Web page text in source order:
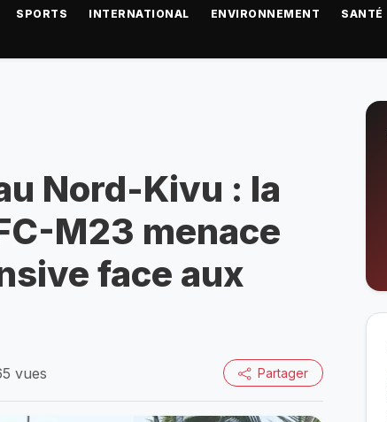
SPORTS INTERNATIONAL ENVIRONNEMENT SANTÉ
Nord-Kivu : la
M23 menace
face aux
vues Partager